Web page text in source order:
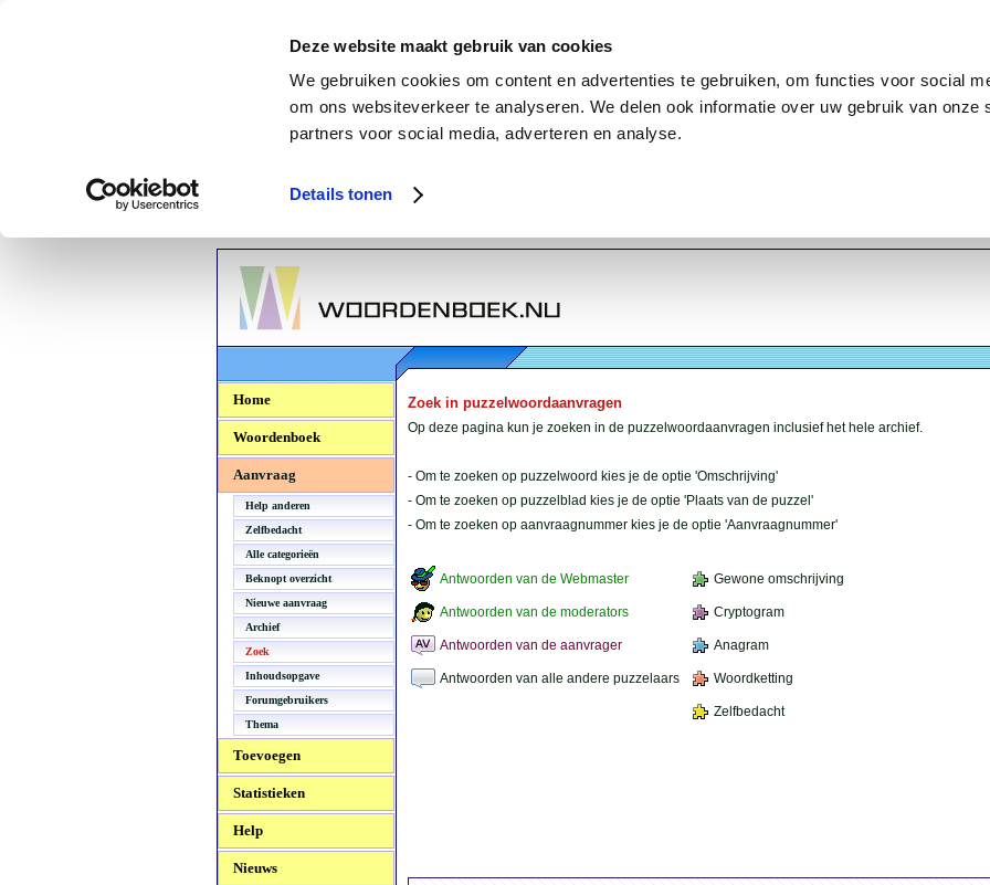
Deze website maakt gebruik van cookies
We gebruiken cookies om content en advertenties te gebruiken, om functies voor social
om ons websiteverkeer te analyseren. We delen ook informatie over uw gebruik van onze
partners voor social media, adverteren en analyse.
Details tonen
Woordenboek.NU
Home
Woordenboek
Aanvraag
Help anderen
Zelfbedacht
Alle categorieën
Beknopt overzicht
Nieuwe aanvraag
Archief
Zoek
Inhoudsopgave
Forumgebruikers
Thema
Toevoegen
Statistieken
Help
Nieuws
Zoek in puzzelwoordaanvragen
Op deze pagina kun je zoeken in de puzzelwoordaanvragen inclusief het hele archief.
- Om te zoeken op puzzelwoord kies je de optie 'Omschrijving'
- Om te zoeken op puzzelblad kies je de optie 'Plaats van de puzzel'
- Om te zoeken op aanvraagnummer kies je de optie 'Aanvraagnummer'
Antwoorden van de Webmaster Gewone omschrijving
Antwoorden van de moderators Cryptogram
Antwoorden van de aanvrager Anagram
Antwoorden van alle andere puzzelaars Woordketting
Zelfbedacht